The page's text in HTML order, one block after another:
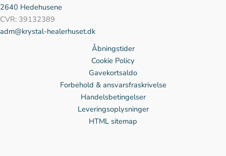
2640 Hedehusene
CVR: 39132389
adm@krystal-healerhuset.dk
Åbningstider
Cookie Policy
Gavekortsaldo
Forbehold & ansvarsfraskrivelse
Handelsbetingelser
Leveringsoplysninger
HTML sitemap